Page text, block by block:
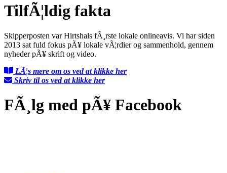
TilfÃ¦ldig fakta
Skipperposten var Hirtshals fÃ¸rste lokale onlineavis. Vi har siden
2013 sat fuld fokus pÃ¥ lokale vÃ¦rdier og sammenhold, gennem
nyheder pÃ¥ skrift og video.
LÃ¦s mere om os ved at klikke her
Skriv til os ved at klikke her
FÃ¸lg med pÃ¥ Facebook